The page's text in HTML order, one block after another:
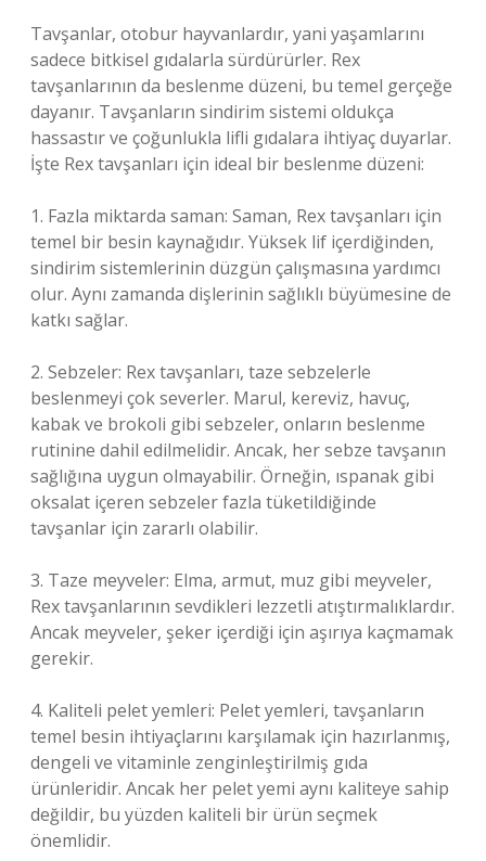
Tavşanlar, otobur hayvanlardır, yani yaşamlarını
sadece bitkisel gıdalarla sürdürürler. Rex
tavşanlarının da beslenme düzeni, bu temel gerçeğe
dayanır. Tavşanların sindirim sistemi oldukça
hassastır ve çoğunlukla lifli gıdalara ihtiyaç duyarlar.
İşte Rex tavşanları için ideal bir beslenme düzeni:
1. Fazla miktarda saman: Saman, Rex tavşanları için
temel bir besin kaynağıdır. Yüksek lif içerdiğinden,
sindirim sistemlerinin düzgün çalışmasına yardımcı
olur. Aynı zamanda dişlerinin sağlıklı büyümesine de
katkı sağlar.
2. Sebzeler: Rex tavşanları, taze sebzelerle
beslenmeyi çok severler. Marul, kereviz, havuç,
kabak ve brokoli gibi sebzeler, onların beslenme
rutinine dahil edilmelidir. Ancak, her sebze tavşanın
sağlığına uygun olmayabilir. Örneğin, ıspanak gibi
oksalat içeren sebzeler fazla tüketildiğinde
tavşanlar için zararlı olabilir.
3. Taze meyveler: Elma, armut, muz gibi meyveler,
Rex tavşanlarının sevdikleri lezzetli atıştırmalıklardır.
Ancak meyveler, şeker içerdiği için aşırıya kaçmamak
gerekir.
4. Kaliteli pelet yemleri: Pelet yemleri, tavşanların
temel besin ihtiyaçlarını karşılamak için hazırlanmış,
dengeli ve vitaminle zenginleştirilmiş gıda
ürünleridir. Ancak her pelet yemi aynı kaliteye sahip
değildir, bu yüzden kaliteli bir ürün seçmek
önemlidir.